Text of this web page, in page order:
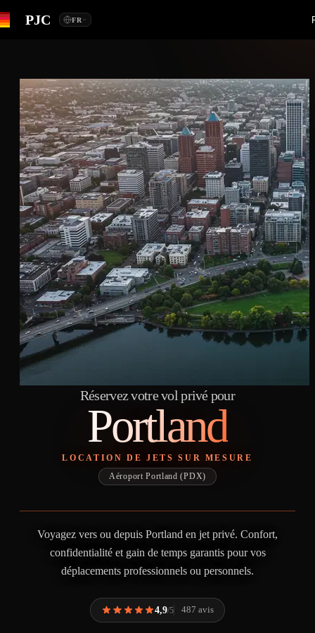
PJC FR
Réservez votre vol privé pour
Portland
LOCATION DE JETS SUR MESURE
Aéroport Portland (PDX)
Voyagez vers ou depuis Portland en jet privé. Confort,
confidentialité et gain de temps garantis pour vos
déplacements professionnels ou personnels.
4,9/5 487 avis